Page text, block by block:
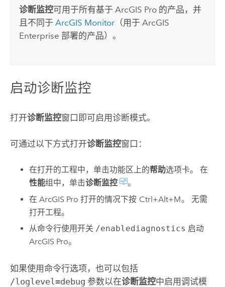
诊断监控可用于所有基于ArcGIS Pro 的产品，并
且不同于ArcGIS Monitor （用于ArcGIS
Enterprise 部署的产品）。
启动诊断监控
打开诊断监控窗口即可启用诊断模式。
可通过以下方式打开诊断监控窗口：
在打开的工程中，单击功能区上的帮助选项卡。 在
性能组中，单击诊断监控
。
在ArcGIS Pro 打开的情况下按 Ctrl+Alt+M。 无需
打开工程。
从命令行使用开关 /enablediagnostics 启动
ArcGIS Pro。
如果使用命令行选项，也可以包括
/loglevel=debug 参数以在诊断监控中启用调试模